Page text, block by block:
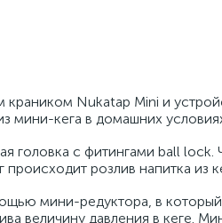
краником Nukatap Mini и
мини-кега в домашних
головка с фитингами ball lock.
розлив напитка из
мини-редуктора, в
величину давления в кеге.